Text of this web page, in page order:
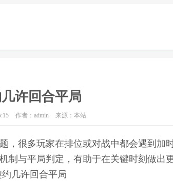
许回合平局
作者：admin 来源：本站
，很多玩家在排位或对战中都会遇到加
制与平局判定，有助于在关键时刻做出
几许回合平局